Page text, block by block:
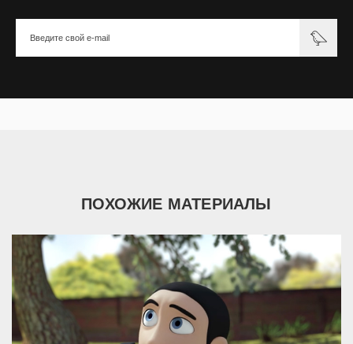
ПОХОЖИЕ МАТЕРИАЛЫ